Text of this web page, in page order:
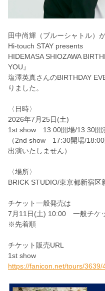
田中尚輝（ブルーシャトル）
Hi-touch STAY presents
HIDEMASA SHIOZAWA
YOU』
塩澤英真さんのBIRTHDAY
りました。
〈日時〉
2026年7月25日(土)
1st show 13:00開場/13:30
（2nd show 17:30開場/
出演いたしません）
〈場所〉
BRICK STUDIO/東京都新宿
チケット一般発売は
7月11日(土) 10:00 一般チケ
※先着順
チケット販売URL
1st show
https://fanicon.net/tours/3639/